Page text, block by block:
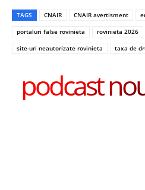
TAGS CNAIR CNAIR avertisment
portaluri false rovinieta
rovinieta 2026
site-uri neautorizate rovinieta
taxa de
podcast